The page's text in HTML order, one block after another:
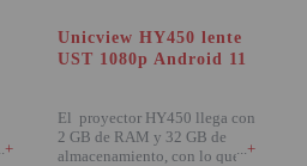
+
Unicview HY450 lente
UST 1080p Android 11
El proyector HY450 llega con
2 GB de RAM y 32 GB de
almacenamiento, con lo que +